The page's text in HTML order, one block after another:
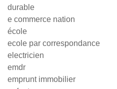
durable
e commerce nation
école
ecole par correspondance
electricien
emdr
emprunt immobilier